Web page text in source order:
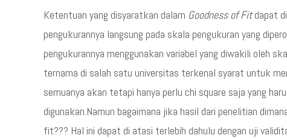
Ketentuan yang disyaratkan dalam Goodness of Fitdapat
pengukurannya langsung pada skala pengukuran yang
pengukurannya menggunakan variabel yang diwakili oleh
ternama di salah satu universitas terkenal syarat untuk
semuanya akan tetapi hanya perlu chi square saja yang
digunakan.Namun bagaimana jika hasil dari penelitian
fit??? Hal ini dapat di atasi terlebih dahulu dengan uji